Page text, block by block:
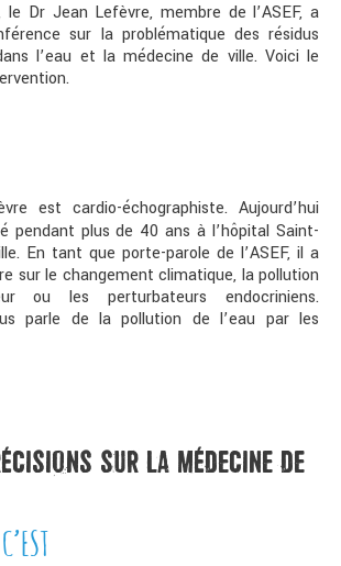
Dr Jean Lefèvre, membre de l’ASEF, a
sur la problématique des résidus
l’eau et la médecine de ville. Voici le
est cardio-échographiste. Aujourd’hui
pendant plus de 40 ans à l’hôpital Saint-
En tant que porte-parole de l’ASEF, il a
sur le changement climatique, la pollution
ou les perturbateurs endocriniens.
parle de la pollution de l’eau par les
SUR LA MÉDECINE DE